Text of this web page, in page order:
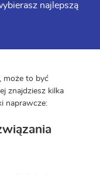
najlepszą
może to być
znajdziesz kilka
naprawcze: